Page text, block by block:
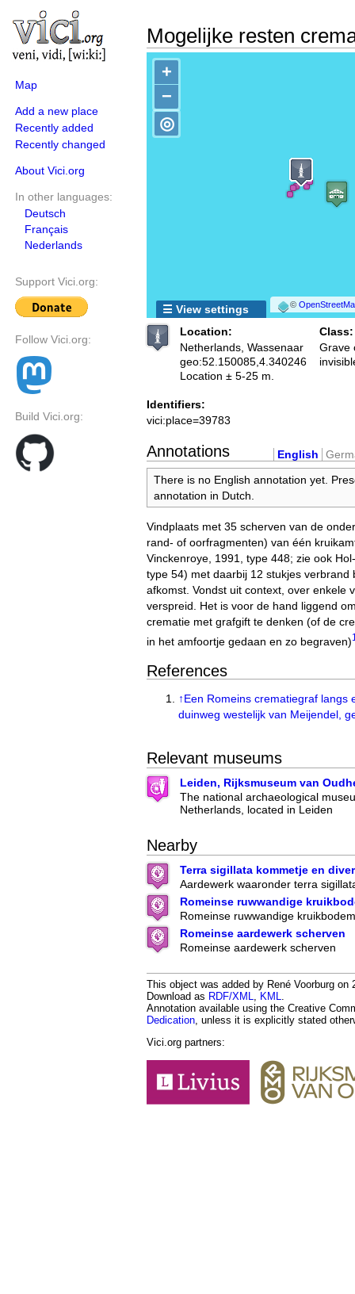
Map
Add a new place
Recently added
Recently changed
About Vici.org
In other languages:
Deutsch
Français
Nederlands
Support Vici.org:
Follow Vici.org:
Build Vici.org:
Mogelijke resten
+
−
©
◎
☰ View settings
Location:
Netherlands, Wassenaar
geo:52.150085,4.340246
Location ± 5-25 m.
Class:
Grave
Identifiers:
vici:place=39783
Annotations English
There is no English annotation yet.
annotation in Dutch.
Vindplaats met 35 scherven van de
rand- of oorfragmenten) van één
Vinckenroye, 1991, type 448; zie ook
type 54) met daarbij 12 stukjes verbrand
afkomst. Vondst uit context, over enkele
verspreid. Het is voor de hand liggend
crematie met grafgift te denken (of de
in het amfoortje gedaan en zo begraven)
References
↑Een Romeins crematiegraf langs
duinweg westelijk van Meijendel,
Relevant museums
Leiden, Rijksmuseum van
The national archaeological
Netherlands, located in Leiden
Nearby
Terra sigillata kommetje en
Aardewerk waaronder terra
Romeinse ruwwandige
Romeinse ruwwandige kruikbodem
Romeinse aardewerk scherven
Romeinse aardewerk scherven
This object was added by René Voorburg
Download as RDF/XML, KML.
Annotation available using the Creative
Dedication, unless it is explicitly stated
Vici.org partners: